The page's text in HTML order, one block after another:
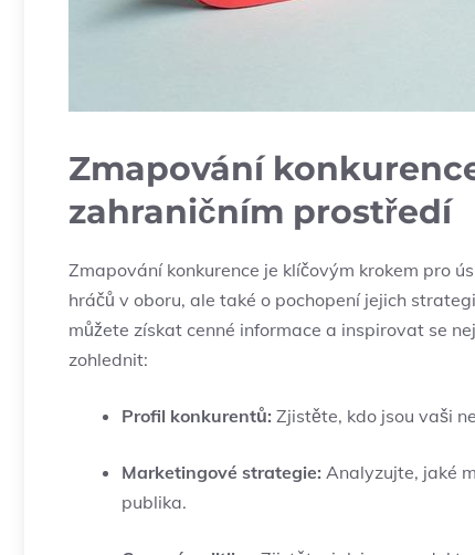
Zmapování
‍zahraničním prostředí
Zmapování konkurence je ​klíčovým krokem⁤ pro
hráčů v oboru, ⁢ale také‌ o pochopení jejich
můžete získat cenné informace a inspirovat⁤ se
zohlednit:
Profil‌ konkurentů: Zjistěte, kdo jsou vaši
Marketingové strategie: Analyzujte, jaké
publika.